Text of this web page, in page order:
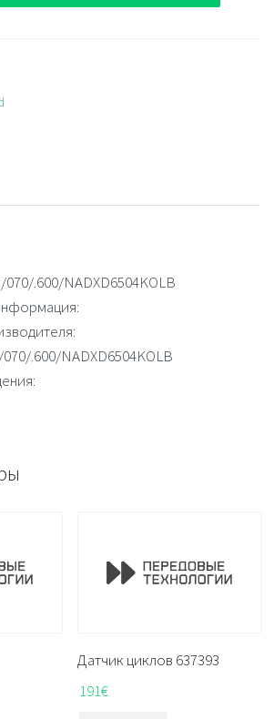
070/.600/NADXD6504KOLB
070/.600/NADXD6504KOLB
Датчик циклов 637393
191€